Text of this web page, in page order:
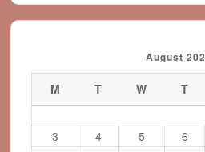
August
M T W T
3
4 5 6